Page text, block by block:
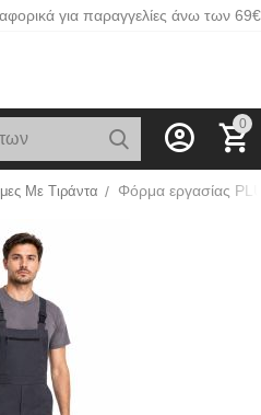
για παραγγελίες άνω των 69€
0
Με Τιράντα / Φόρμα εργασίας